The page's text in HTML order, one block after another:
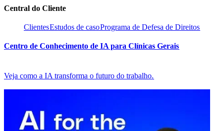
Central do Cliente​​
Clientes​​Estudos de caso​​Programa de Defesa de Direitos​​
Centro de Conhecimento de IA para Clínicas Gerais​​
Veja como a IA transforma o futuro do trabalho.​​